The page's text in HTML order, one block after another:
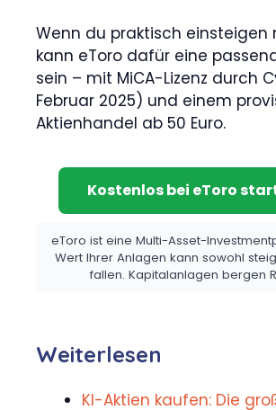
Wenn du praktisch einsteigen
kann eToro dafür eine
sein – mit MiCA-Lizenz durch
Februar 2025) und einem
Aktienhandel ab 50 Euro.
Kostenlos bei eToro
eToro ist eine Multi-Asset-
Wert Ihrer Anlagen kann sowohl
fallen. Kapitalanlagen bergen
Weiterlesen
KI-Aktien kaufen: Die